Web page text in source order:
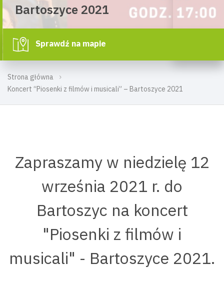
Strona główna
Koncert “Piosenki z filmów i musicali” – Bartoszyce 2021
Bartoszyce 2021
Sprawdź na mapie
Zapraszamy w niedzielę 12
września 2021 r. do
Bartoszyc na koncert
"Piosenki z filmów i
musicali" - Bartoszyce 2021.